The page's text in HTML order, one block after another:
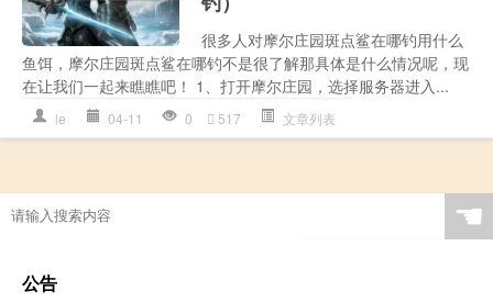
很多人对摩尔庄园斑点鲨在哪钓用什么
鱼饵，摩尔庄园斑点鲨在哪钓不是很了解那具体是什么情况呢，现
在让我们一起来瞧瞧吧！ 1、打开摩尔庄园，选择服务器进入...
le 04-11 0 517 文章列表
☚
公告